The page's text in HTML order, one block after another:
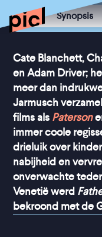
Synopsis
Cate Blanchett,
en Adam Driver;
meer dan
Jarmusch
films als Paterson
immer coole
drieluik over
nabijheid en
onverwachte
Venetië werd
bekroond met de